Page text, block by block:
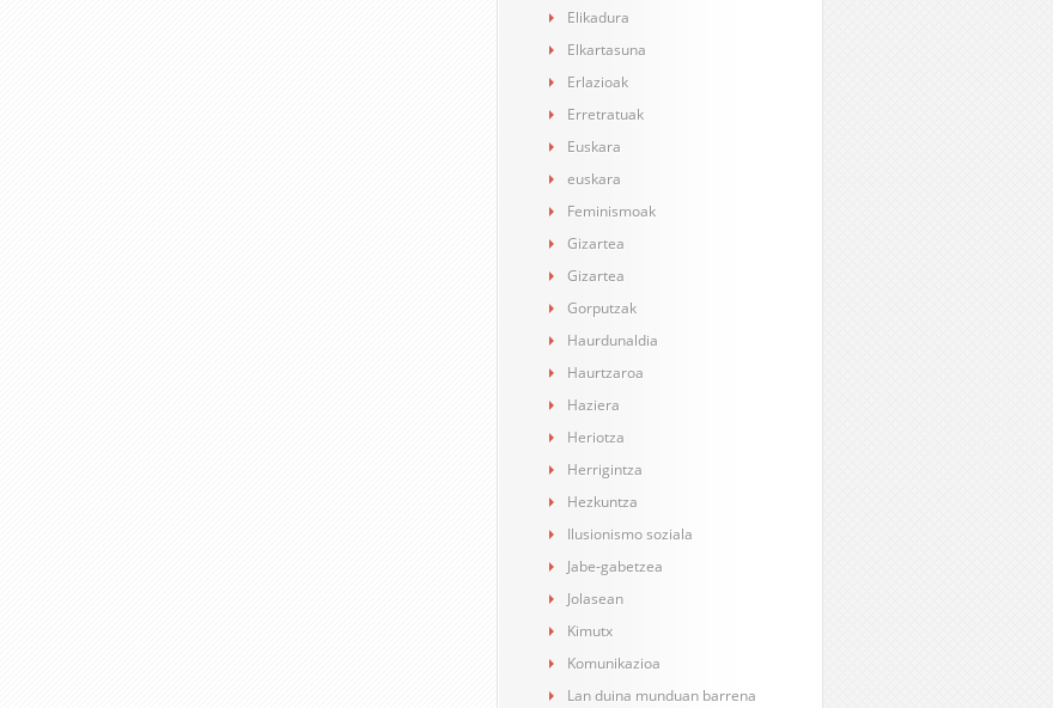
Elikadura
Elkartasuna
Erlazioak
Erretratuak
Euskara
euskara
Feminismoak
Gizartea
Gizartea
Gorputzak
Haurdunaldia
Haurtzaroa
Haziera
Heriotza
Herrigintza
Hezkuntza
Ilusionismo soziala
Jabe-gabetzea
Jolasean
Kimutx
Komunikazioa
Lan duina munduan barrena